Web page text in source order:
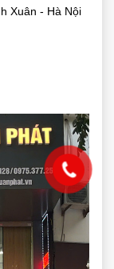
Xuân - Hà Nội